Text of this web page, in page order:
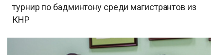
турнир по бадминтону среди магистрантов из
КНР